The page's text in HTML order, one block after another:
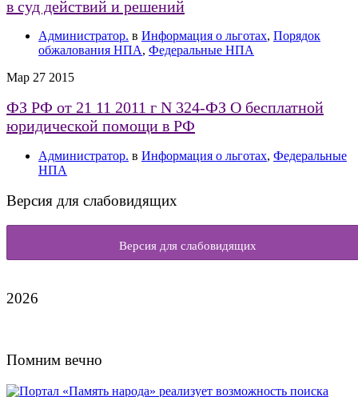
в суд действий и решений
Администратор. в Информация о льготах, Порядок
обжалования НПА, Федеральные НПА
Мар 27 2015
ФЗ РФ от 21 11 2011 г N 324-ФЗ О бесплатной
юридической помощи в РФ
Администратор. в Информация о льготах, Федеральные
НПА
Версия для слабовидящих
Версия для слабовидящих
2026
Помним вечно